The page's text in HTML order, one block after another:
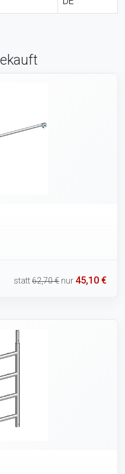
statt62,70 € nur 45,10 €